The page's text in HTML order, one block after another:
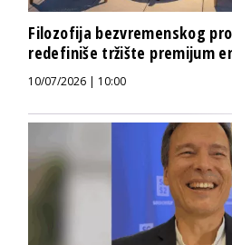
Filozofija bezvremenskog
redefiniše tržište premijum
10/07/2026 | 10:00